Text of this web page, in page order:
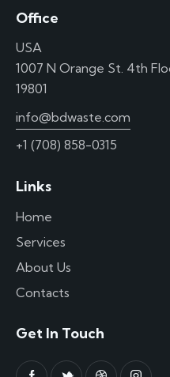
Office
USA
1007 N Orange St. 4th
19801
info@bdwaste.com
+1 (708) 858-0315
Links
Home
Services
About Us
Contacts
Get In Touch